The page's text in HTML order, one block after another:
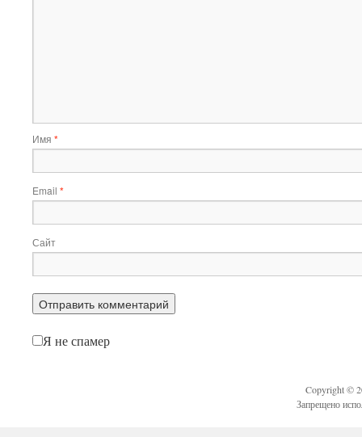
Имя *
Email *
Сайт
Я не спамер
Copyright ©
Запрещено